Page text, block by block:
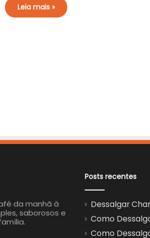
Leia mais »
da manhã à
saborosos e
Posts recentes
Dessalgar
Como
Como